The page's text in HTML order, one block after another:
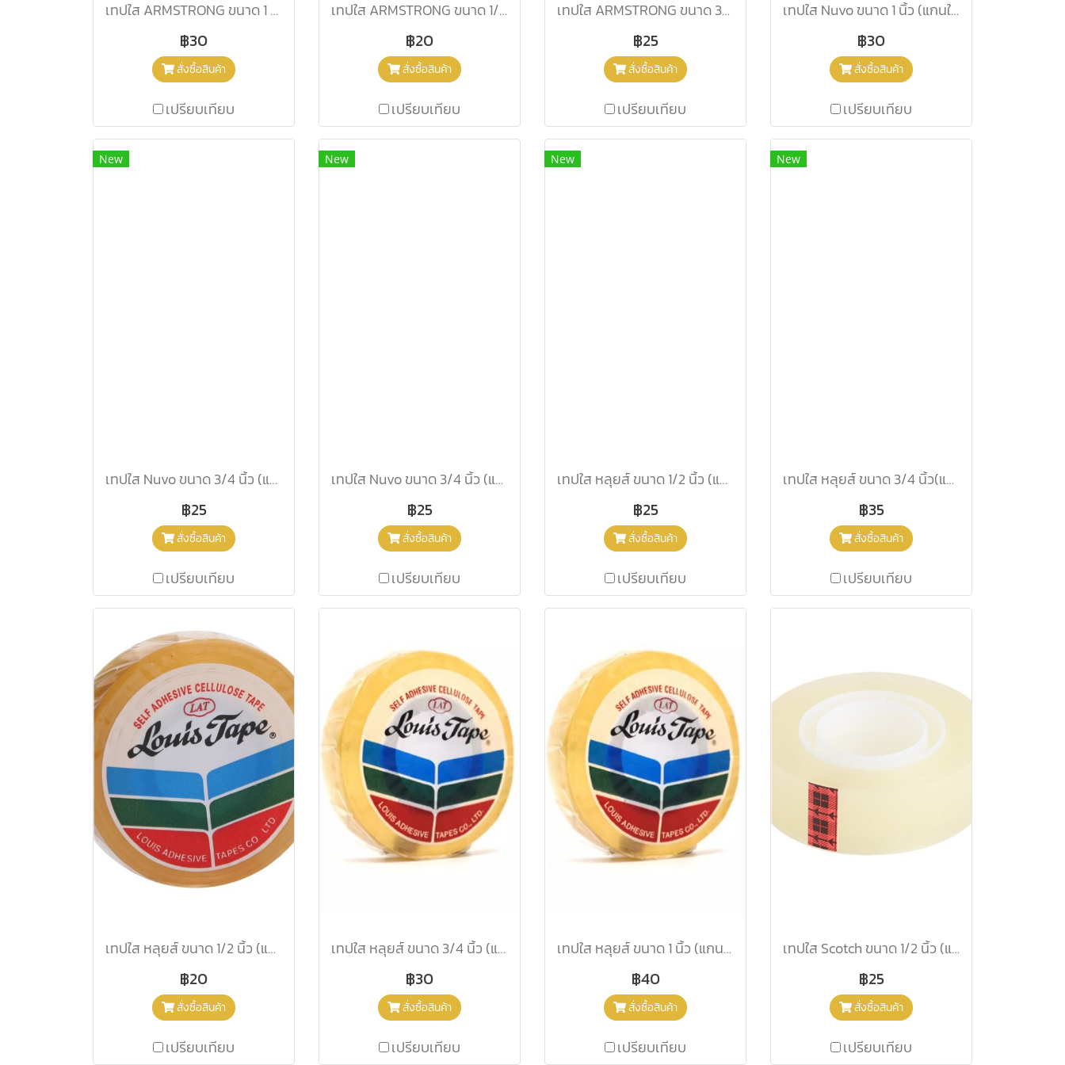
เทปใส ARMSTRONG ขนาด 1 นิ้ว (แกนใหญ่)
฿30
สั่งซื้อสินค้า
เปรียบเทียบ
เทปใส ARMSTRONG ขนาด 1/2 นิ้ว (แกนใหญ่)
฿20
สั่งซื้อสินค้า
เปรียบเทียบ
เทปใส ARMSTRONG ขนาด 3/4 นิ้ว (แกนใหญ่)
฿25
สั่งซื้อสินค้า
เปรียบเทียบ
เทปใส Nuvo ขนาด 1 นิ้ว (แกนใหญ่)
฿30
สั่งซื้อสินค้า
เปรียบเทียบ
New
เทปใส Nuvo ขนาด 3/4 นิ้ว (แกนเล็ก)
฿25
สั่งซื้อสินค้า
เปรียบเทียบ
New
เทปใส Nuvo ขนาด 3/4 นิ้ว (แกนใหญ่)
฿25
สั่งซื้อสินค้า
เปรียบเทียบ
New
เทปใส หลุยส์ ขนาด 1/2 นิ้ว (แกนใหญ่)
฿25
สั่งซื้อสินค้า
เปรียบเทียบ
New
เทปใส หลุยส์ ขนาด 3/4 นิ้ว(แกนใหญ่)
฿35
สั่งซื้อสินค้า
เปรียบเทียบ
เทปใส หลุยส์ ขนาด 1/2 นิ้ว (แกนเล็ก)
฿20
สั่งซื้อสินค้า
เปรียบเทียบ
เทปใส หลุยส์ ขนาด 3/4 นิ้ว (แกนเล็ก)
฿30
สั่งซื้อสินค้า
เปรียบเทียบ
เทปใส หลุยส์ ขนาด 1 นิ้ว (แกนเล็ก)
฿40
สั่งซื้อสินค้า
เปรียบเทียบ
เทปใส Scotch ขนาด 1/2 นิ้ว (แกนเล็ก)
฿25
สั่งซื้อสินค้า
เปรียบเทียบ